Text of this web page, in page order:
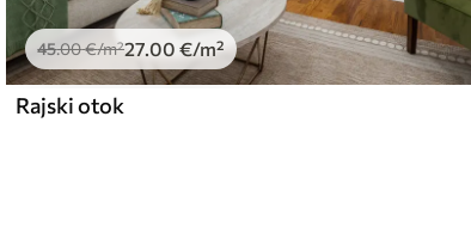
45.00€/m²27 .00 €/m²
Rajski otok